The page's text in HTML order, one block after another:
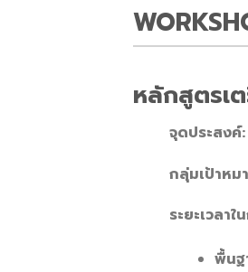
หลักสูตรเ
จุดประสงค์:
กลุ่มเป้าหม
ระยะเวลา
พื้นฐ